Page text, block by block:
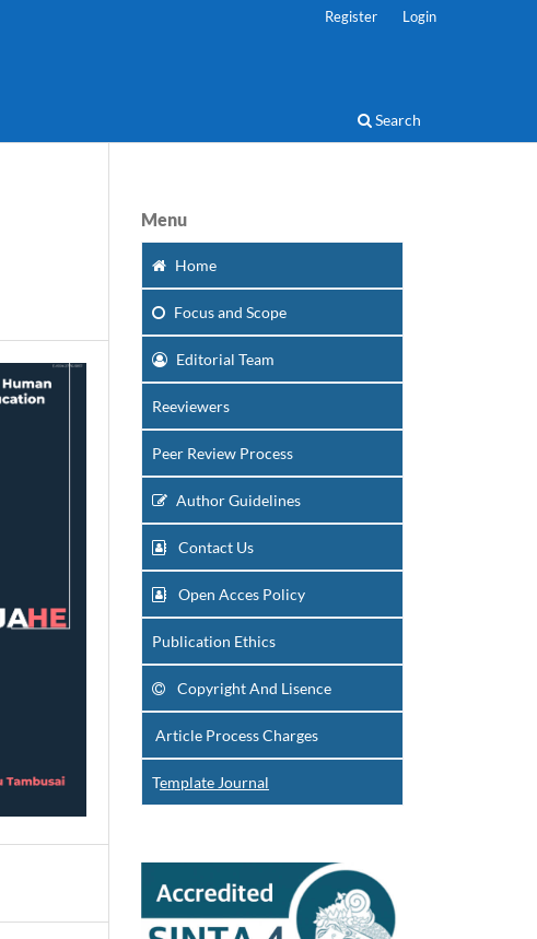
Search
Register Login
Menu
Home
Focusand Scope
Editorial Team
Reeviewers
Peer Review Process
Author Guidelines
Contact Us
Open Acces Policy
Publication Ethics
Copyright And Lisence
Article Process Charges
Template Journal